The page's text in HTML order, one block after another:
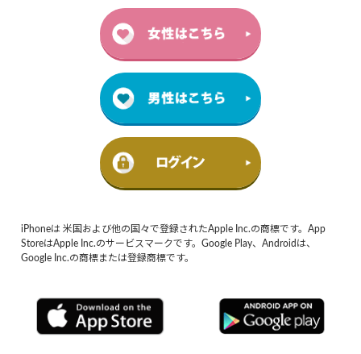
iPhoneは 米国および他の国々で登録されたApple Inc.の商標です。App
StoreはApple Inc.のサービスマークです。Google Play、Androidは、
Google Inc.の商標または登録商標です。